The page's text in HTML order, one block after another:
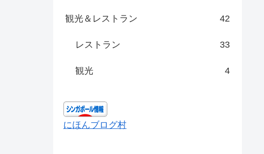
観光＆レストラン 42
レストラン 33
観光 4
にほんブログ村